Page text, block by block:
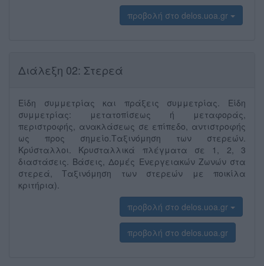
προβολή στο delos.uoa.gr
Διάλεξη 02: Στερεά
Είδη συμμετρίας και πράξεις συμμετρίας. Είδη
συμμετρίας: μετατοπίσεως ή μεταφοράς,
περιστροφής, ανακλάσεως σε επίπεδο, αντιστροφής
ως προς σημείο.Ταξινόμηση των στερεών.
Κρύσταλλοι. Κρυσταλλικά πλέγματα σε 1, 2, 3
διαστάσεις. Βάσεις, Δομές Ενεργειακών Ζωνών στα
στερεά, Ταξινόμηση των στερεών με ποικίλα
κριτήρια).
προβολή στο delos.uoa.gr
προβολή στο delos.uoa.gr